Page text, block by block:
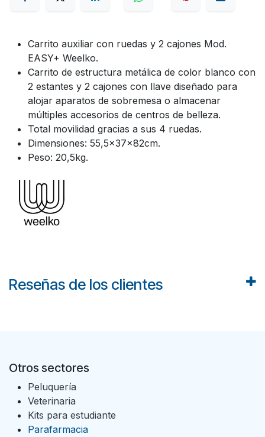
Carrito auxiliar con ruedas y 2 cajones Mod.
EASY+ Weelko.
Carrito de estructura metálica de color blanco con
2 estantes y 2 cajones con llave diseñado para
alojar aparatos de sobremesa o almacenar
múltiples accesorios de centros de belleza.
Total movilidad gracias a sus 4 ruedas.
Dimensiones: 55,5x37x82cm.
Peso: 20,5kg.
Reseñas de los clientes
Otros sectores
Peluquería
Veterinaria
Kits para estudiante
Parafarmacia